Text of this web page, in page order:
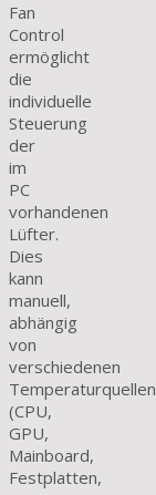
Fan
Control
ermöglicht
die
individuelle
Steuerung
der
im
PC
vorhandenen
Lüfter.
Dies
kann
manuell,
abhängig
von
verschiedenen
Temperaturquellen
(CPU,
GPU,
Mainboard,
Festplatten,